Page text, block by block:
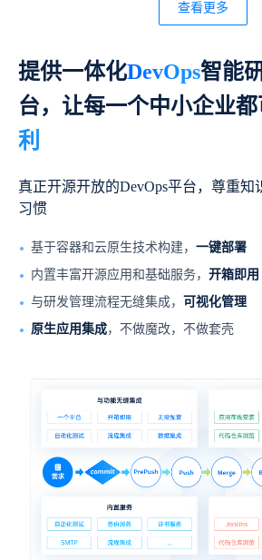
查看更多
提供一体化DevOps智能
台， 让每一个中小企业
利
真正开源开放的DevOps平台，尊重知
习惯
基于容器和云原生技术构建， 一键部署
内置丰富开源应用和基础服务， 开箱即用
与研发管理流程无缝集成，
可视化管理
原生应用集成，不做魔改，不做套壳